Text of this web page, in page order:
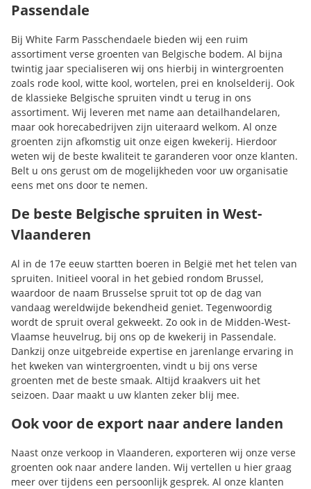
Passendale
Bij White Farm Passchendaele bieden wij een ruim
assortiment verse groenten van Belgische bodem. Al bijna
twintig jaar specialiseren wij ons hierbij in wintergroenten
zoals rode kool, witte kool, wortelen, prei en knolselderij. Ook
de klassieke Belgische spruiten vindt u terug in ons
assortiment. Wij leveren met name aan detailhandelaren,
maar ook horecabedrijven zijn uiteraard welkom. Al onze
groenten zijn afkomstig uit onze eigen kwekerij. Hierdoor
weten wij de beste kwaliteit te garanderen voor onze klanten.
Belt u ons gerust om de mogelijkheden voor uw organisatie
eens met ons door te nemen.
De beste Belgische spruiten in West-
Vlaanderen
Al in de 17e eeuw startten boeren in België met het telen van
spruiten. Initieel vooral in het gebied rondom Brussel,
waardoor de naam Brusselse spruit tot op de dag van
vandaag wereldwijde bekendheid geniet. Tegenwoordig
wordt de spruit overal gekweekt. Zo ook in de Midden-West-
Vlaamse heuvelrug, bij ons op de kwekerij in Passendale.
Dankzij onze uitgebreide expertise en jarenlange ervaring in
het kweken van wintergroenten, vindt u bij ons verse
groenten met de beste smaak. Altijd kraakvers uit het
seizoen. Daar maakt u uw klanten zeker blij mee.
Ook voor de export naar andere landen
Naast onze verkoop in Vlaanderen, exporteren wij onze verse
groenten ook naar andere landen. Wij vertellen u hier graag
meer over tijdens een persoonlijk gesprek. Al onze klanten